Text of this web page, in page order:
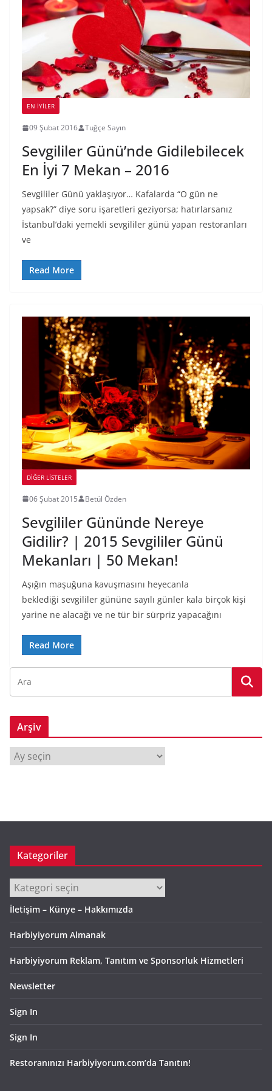
EN İYILER
09 Şubat 2016 Tuğçe Sayın
Sevgililer Günü’nde Gidilebilecek
En İyi 7 Mekan – 2016
Sevgililer Günü yaklaşıyor… Kafalarda “O gün ne
yapsak?” diye soru işaretleri geziyorsa; hatırlarsanız
İstanbul’daki yemekli sevgililer günü yapan restoranları
ve
Read More
DIĞER LISTELER
06 Şubat 2015 Betül Özden
Sevgililer Gününde Nereye
Gidilir? | 2015 Sevgililer Günü
Mekanları | 50 Mekan!
Aşığın maşuğuna kavuşmasını heyecanla
beklediği sevgililer gününe sayılı günler kala birçok kişi
yarine ne alacağı ve ne tür bir sürpriz yapacağını
Read More
Arşiv
r
Kategoriler
Kategoriler
İletişim – Künye – Hakkımızda
Harbiyiyorum Almanak
Harbiyiyorum Reklam, Tanıtım ve Sponsorluk Hizmetleri
Newsletter
Sign In
Sign In
Restoranınızı Harbiyiyorum.com’da Tanıtın!